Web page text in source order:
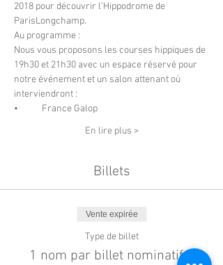
2018 pour découvrir l’Hippodrome de
ParisLongchamp.
Au programme :
Nous vous proposons les courses hippiques de
19h30 et 21h30 avec un espace réservé pour
notre événement et un salon attenant où
interviendront :
•	France Galop
En lire plus >
Billets
Vente expirée
Type de billet
1 nom par billet nominatif !!